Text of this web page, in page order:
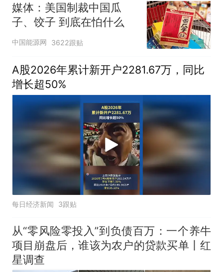
媒体：美国制裁中国瓜
子、饺子 到底在怕什么
中国能源网 3622跟贴
A股2026年累计新开户2281.67万，同比
增长超50%
每日经济新闻 3跟贴
从“零风险零投入”到负债百万：一个养牛
项目崩盘后，谁该为农户的贷款买单丨红
星调查